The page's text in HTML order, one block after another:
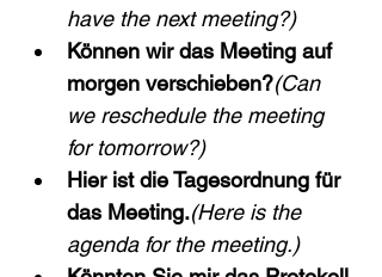
have the next meeting?)
Können wir das Meeting auf
morgen verschieben?(Can
we reschedule the meeting
for tomorrow?)
Hier ist die Tagesordnung für
das Meeting.(Here is the
agenda for the meeting.)